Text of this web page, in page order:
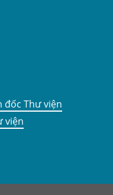
đốc Thư viện
viện